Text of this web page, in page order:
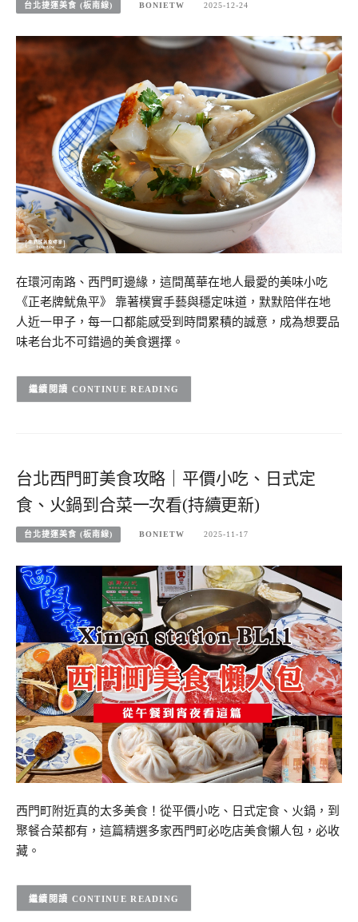
台北捷運美食 (板南線) BONIETW 2025-12-24
在環河南路、西門町邊緣，這間萬華在地人最愛的美味小吃
《正老牌魷魚平》 靠著樸實手藝與穩定味道，默默陪伴在地
人近一甲子，每一口都能感受到時間累積的誠意，成為想要品
味老台北不可錯過的美食選擇。
CONTINUE READING
台北西門町美食攻略｜平價小吃、日式定
食、火鍋到合菜一次看(持續更新)
台北捷運美食 (板南線) BONIETW 2025-11-17
西門町附近真的太多美食！從平價小吃、日式定食、火鍋，到
聚餐合菜都有，這篇精選多家西門町必吃店美食懶人包，必收
藏。
CONTINUE READING